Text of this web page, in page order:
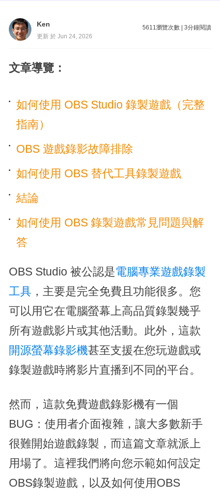
Ken
更新 於 Jun 24, 2026
5611瀏覽次數 |3分鐘閱讀
文章導覽：
如何使用 OBS Studio 錄製遊戲（完整
指南）
OBS 遊戲錄影故障排除
如何使用 OBS 替代工具錄製遊戲
結論
如何使用 OBS 錄製遊戲常見問題與解
答
OBS Studio 被公認是電腦專業遊戲錄製
工具 ，主要是完全免費且功能很多。您
可以用它在電腦螢幕上高品質錄製幾乎
所有遊戲影片或其他活動。此外，這款
開源螢幕錄影機甚至支援在您玩遊戲或
錄製遊戲時將影片直播到不同的平台。
然而，這款免費遊戲錄影機有一個
BUG：使用者介面複雜，讓大多數新手
很難開始遊戲錄製，而這篇文章就派上
用場了。這裡我們將向您示範如何設定
OBS錄製遊戲，以及如何使用OBS